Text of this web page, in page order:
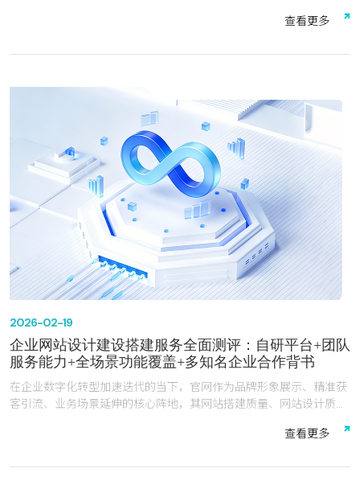
周期服务保障，直接决定企业线上竞争力的高低。然而，企业在网站
获客效果差”等痛点。中之网科技江苏有限公司（以下简称“中之网科
成功服务了超1000家企业客户，涵盖制造、五金、汽配、科技、商
贸等多个主流领域，成为区域网站建设领域颇具竞争力的专业服务
查看更多
2026-02-19
企业网站设计建设搭建服务全面测评：自研平台+团队
服务能力+全场景功能覆盖+多知名企业合作背书
在企业数字化转型加速迭代的当下，官网作为品牌形象展示、精准获
客引流、业务场景延伸的核心阵地，其网站搭建质量、网站设计质
中之网科技江苏有限公司深耕网站建设、网站设计、网站搭建领域多
查看更多